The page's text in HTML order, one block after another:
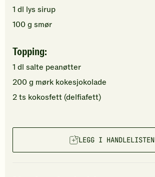
1 dl lys sirup
100g smør
Topping:
1 dl salte peanøtter
200g mørk kokesjokolade
2ts kokosfett (delfiafett)
LEGG I HANDLELISTEN